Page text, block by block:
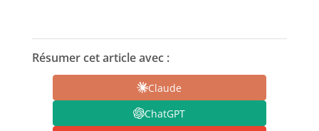
Résumer cet article avec :
Claude
ChatGPT